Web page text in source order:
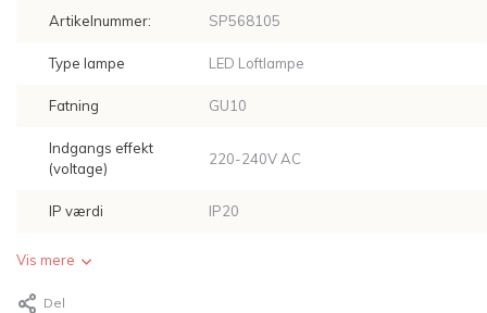
Artikelnummer: SP568105
Type lampe LED Loftlampe
Fatning GU10
Indgangs effekt
(voltage)
220-240V AC
IP værdi IP20
Vis mere
Del